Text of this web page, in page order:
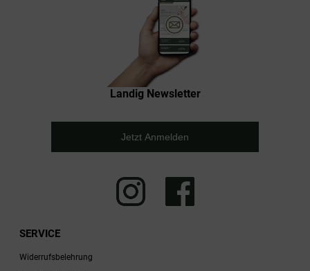
Landig Newsletter
Jetzt Anmelden
SERVICE
Widerrufsbelehrung